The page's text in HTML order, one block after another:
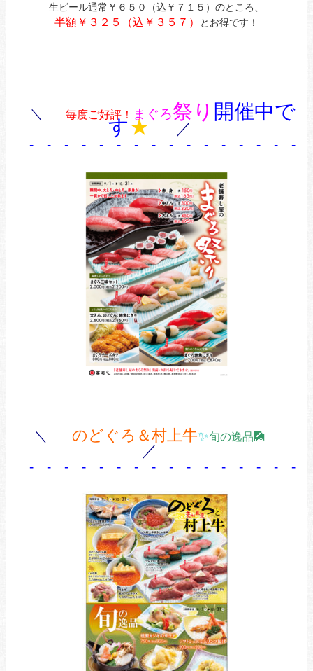
生ビール通常￥６５０（込￥７１５）のところ、
半額￥３２５（込￥３５７） とお得です！
＼ 毎度ご好評！ まぐろ祭り 開催中で
す★ ／
- - - - - - - - - - - - - - - -
＼ のどぐろ＆村上牛✨旬の逸品🎑
／
- - - - - - - - - - - - - - - -